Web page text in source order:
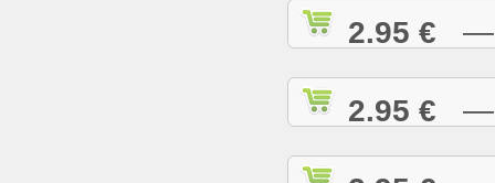
2.95 € —
2.95 € —